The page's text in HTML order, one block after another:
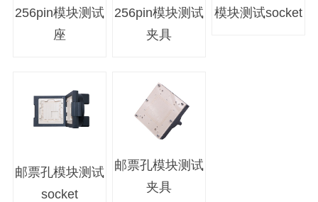
256pin模块测试
座
256pin模块测试
夹具
模块测试socket
邮票孔模块测试
socket
邮票孔模块测试
夹具